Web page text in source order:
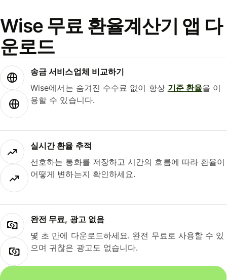
Wise 무료 환율계산기 앱 다
운로드
송금 서비스업체 비교하기
Wise에서는 숨겨진 수수료 없이 항상 기준 환율을 이
용할 수 있습니다.
실시간 환율 추적
선호하는 통화를 저장하고 시간의 흐름에 따라 환율이
어떻게 변하는지 확인하세요.
완전 무료, 광고 없음
몇 초 만에 다운로드하세요. 완전 무료로 사용할 수 있
으며 귀찮은 광고도 없습니다.